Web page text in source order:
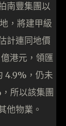
南豐集團以
，將建甲級
計連同地價
港元，領匯
4.9%，仍未
所以該集團
他物業。